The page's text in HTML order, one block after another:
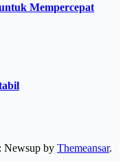
Mempercepat
Newsup by Themeansar.